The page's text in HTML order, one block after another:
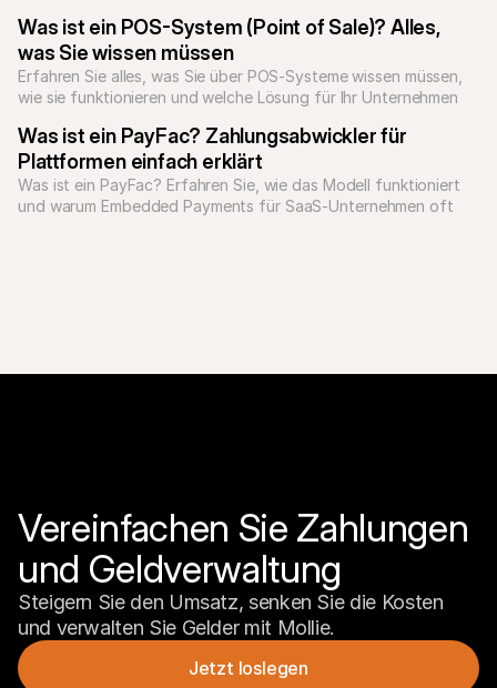
Was ist ein POS-System (Point of Sale)? Alles,
was Sie wissen müssen
Erfahren Sie alles, was Sie über POS-Systeme wissen müssen,
wie sie funktionieren und welche Lösung für Ihr Unternehmen
Was ist ein PayFac? Zahlungsabwickler für
Plattformen einfach erklärt
Was ist ein PayFac? Erfahren Sie, wie das Modell funktioniert
und warum Embedded Payments für SaaS-Unternehmen oft
Vereinfachen Sie Zahlungen
und Geldverwaltung
Steigern Sie den Umsatz, senken Sie die Kosten
und verwalten Sie Gelder mit Mollie.
Jetzt loslegen